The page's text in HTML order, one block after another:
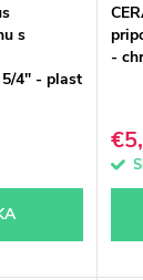
s
4" - plast
-